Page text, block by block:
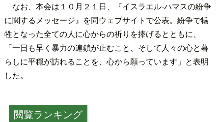
なお、本会は１０月２１日、『イスラエル‐ハマスの紛争
に関するメッセージ』を同ウェブサイトで公表。紛争で犠
牲となった全ての人に心からの祈りを捧げるとともに、
「一日も早く暴力の連鎖が止むこと、そして人々の心と暮
らしに平穏が訪れることを、心から願っています」と表明
した。
閲覧ランキング